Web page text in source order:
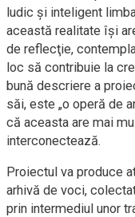
ludic şi inteligent
această realitate îşi
de reflecţie,
loc să contribuie la
bună descriere a
săi, este „o operă de
că aceasta are mai
interconectează.
Proiectul va produce
arhivă de voci,
prin intermediul unor